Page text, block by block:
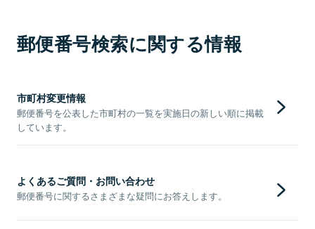
郵便番号検索に関する情報
市町村変更情報
郵便番号を公表した市町村の一覧を実施日の新しい順に掲載
しています。
よくあるご質問・お問い合わせ
郵便番号に関するさまざまな疑問にお答えします。